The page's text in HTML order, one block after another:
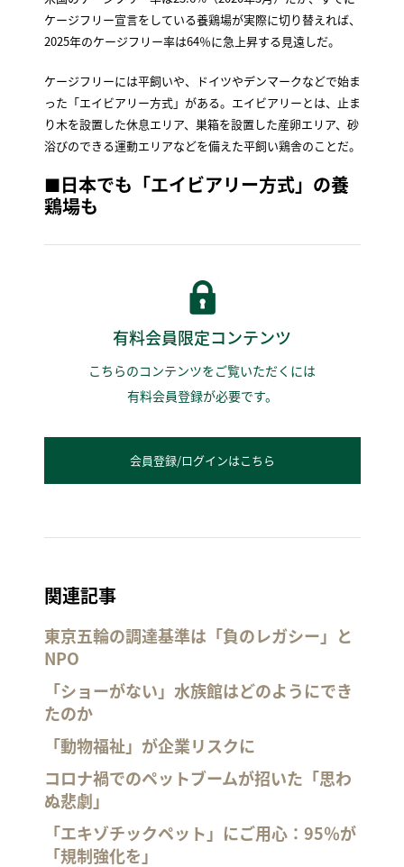
ケージフリー宣言をしている養鶏場が実際に切り替えれば、
2025年のケージフリー率は64％に急上昇する見遠しだ。
ケージフリーには平飼いや、ドイツやデンマークなどで始ま
った「エイビアリー方式」がある。エイビアリーとは、止ま
り木を設置した休息エリア、巣箱を設置した産卵エリア、砂
浴びのできる運動エリアなどを備えた平飼い鶏舎のことだ。
■日本でも「エイビアリー方式」の養
鶏場も
有料会員限定コンテンツ
こちらのコンテンツをご覧いただくには
有料会員登録が必要です。
会員登録/ログインはこちら
関連記事
東京五輪の調達基準は「負のレガシー」と
NPO
「ショーがない」水族館はどのようにでき
たのか
「動物福祉」が企業リスクに
コロナ禍でのペットブームが招いた「思わ
ぬ悲劇」
「エキゾチックペット」にご用心：95％が
「規制強化を」